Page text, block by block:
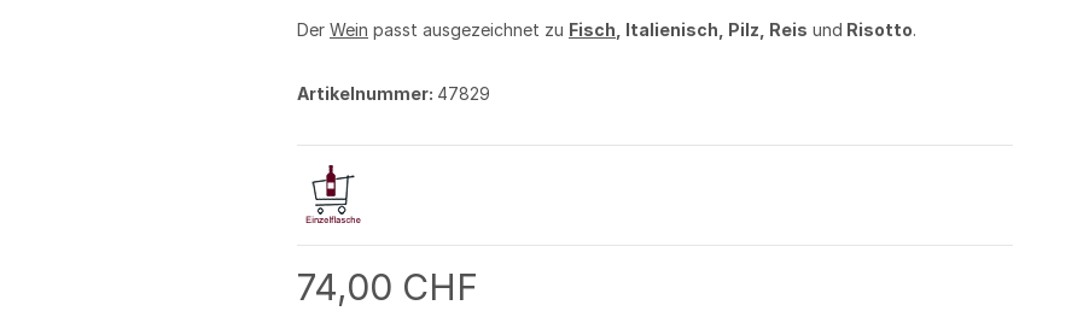
Der Wein passt ausgezeichnet zu Fisch , Italienisch, Pilz, Reis und Risotto.
Artikelnummer: 47829
74,00 CHF